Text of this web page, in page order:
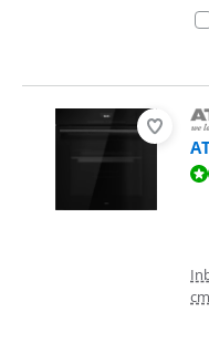
Beoordeling is 3,6 van de
cm